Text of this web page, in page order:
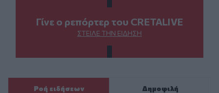
Γίνε ο ρεπόρτερ του CRETALIVE
ΣΤΕΊΛΕ ΤΗΝ ΕΊΔΗΣΗ
Ροή ειδήσεων Δημοφιλή